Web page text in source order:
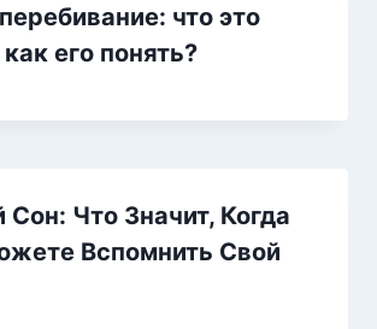
что это
его понять?
Что Значит, Когда
Вспомнить Свой